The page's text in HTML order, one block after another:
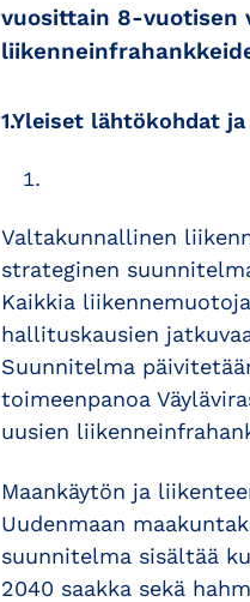
vuosittain 8-vuotisen
1.Yleiset lähtökohdat
Valtakunnallinen
strateginen
Kaikkia
hallituskausien
Suunnitelma
toimeenpanoa
uusien
Maankäytön ja
Uudenmaan
suunnitelma sisältää
2040 saakka sekä